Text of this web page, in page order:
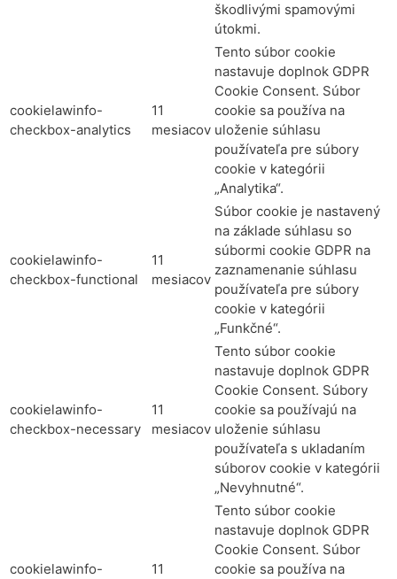
škodlivými spamovými
útokmi.
cookielawinfo-
checkbox-analytics
11
mesiacov
Tento súbor cookie
nastavuje doplnok GDPR
Cookie Consent. Súbor
cookie sa používa na
uloženie súhlasu
používateľa pre súbory
cookie v kategórii
„Analytika“.
cookielawinfo-
checkbox-functional
11
mesiacov
Súbor cookie je nastavený
na základe súhlasu so
súbormi cookie GDPR na
zaznamenanie súhlasu
používateľa pre súbory
cookie v kategórii
„Funkčné“.
cookielawinfo-
checkbox-necessary
11
mesiacov
Tento súbor cookie
nastavuje doplnok GDPR
Cookie Consent. Súbory
cookie sa používajú na
uloženie súhlasu
používateľa s ukladaním
súborov cookie v kategórii
„Nevyhnutné“.
cookielawinfo-
11
Tento súbor cookie
nastavuje doplnok GDPR
Cookie Consent. Súbor
cookie sa používa na